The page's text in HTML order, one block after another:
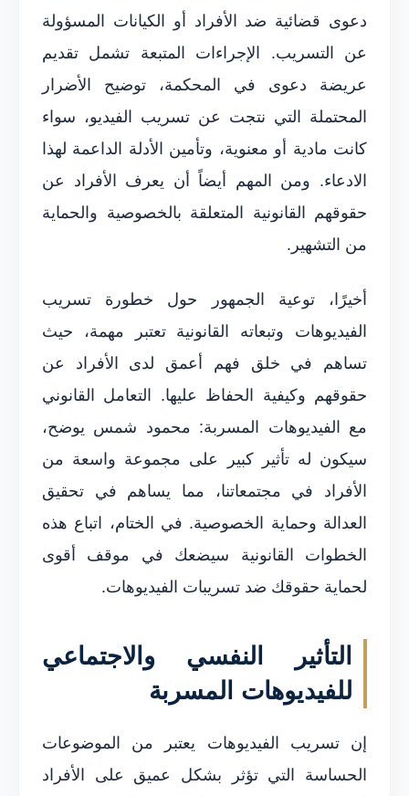
دعوى قضائية ضد الأفراد أو الكيانات المسؤولة
عن التسريب. الإجراءات المتبعة تشمل تقديم
عريضة دعوى في المحكمة، توضيح الأضرار
المحتملة التي نتجت عن تسريب الفيديو، سواء
كانت مادية أو معنوية، وتأمين الأدلة الداعمة لهذا
الادعاء. ومن المهم أيضاً أن يعرف الأفراد عن
حقوقهم القانونية المتعلقة بالخصوصية والحماية
من التشهير.
أخيرًا، توعية الجمهور حول خطورة تسريب
الفيديوهات وتبعاته القانونية تعتبر مهمة، حيث
تساهم في خلق فهم أعمق لدى الأفراد عن
حقوقهم وكيفية الحفاظ عليها. التعامل القانوني
مع الفيديوهات المسربة: محمود شمس يوضح،
سيكون له تأثير كبير على مجموعة واسعة من
الأفراد في مجتمعاتنا، مما يساهم في تحقيق
العدالة وحماية الخصوصية. في الختام، اتباع هذه
الخطوات القانونية سيضعك في موقف أقوى
لحماية حقوقك ضد تسريبات الفيديوهات.
التأثير النفسي والاجتماعي
للفيديوهات المسربة
إن تسريب الفيديوهات يعتبر من الموضوعات
الحساسة التي تؤثر بشكل عميق على الأفراد